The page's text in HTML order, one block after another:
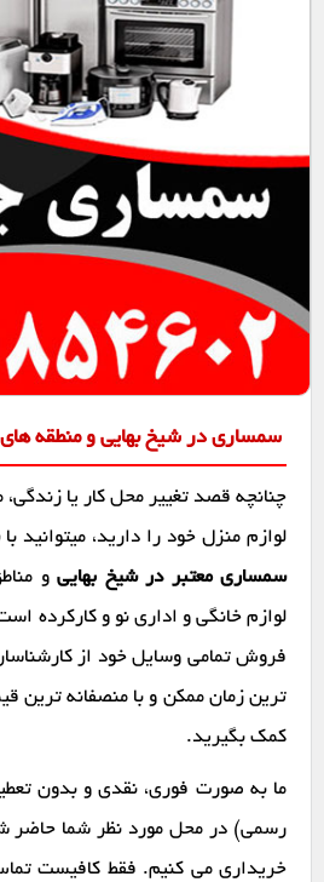
سمساری در شیخ بهایی و منطقه
چنانچه قصد تغییر محل کار یا
لوازم منزل خود را دارید، میتوانید با
سمساری معتبر در شیخ بهایی و
لوازم خانگی و اداری نو و کارکرده
فروش تمامی وسایل خود از
ترین زمان ممکن و با منصفانه ترین
کمک بگیرید.
ما به صورت فوری، نقدی و بدون
رسمی) در محل مورد نظر شما حاضر
خریداری می کنیم. فقط کافیست